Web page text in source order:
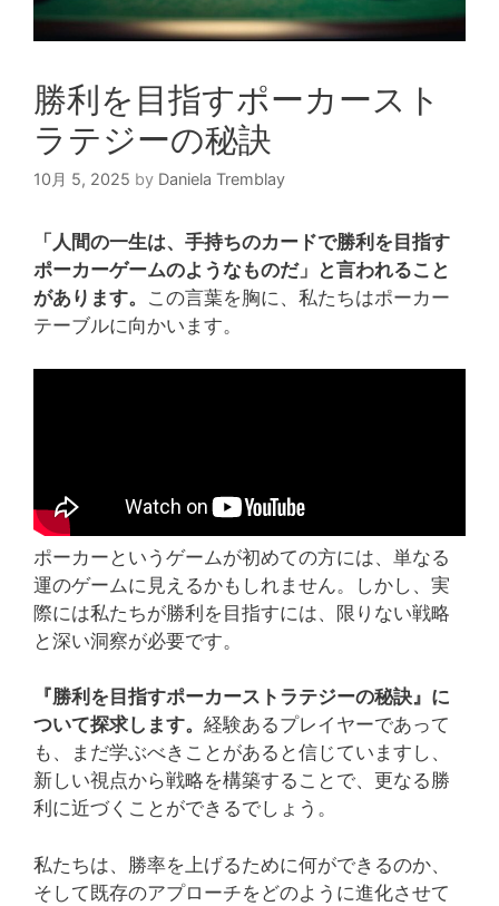
勝利を目指すポーカースト
ラテジーの秘訣
10月 5, 2025 by Daniela Tremblay
「人間の一生は、手持ちのカードで勝利を目指す
ポーカーゲームのようなものだ」と言われること
があります。 この言葉を胸に、私たちはポーカー
テーブルに向かいます。
ポーカーというゲームが初めての方には、単なる
運のゲームに見えるかもしれません。しかし、実
際には私たちが勝利を目指すには、限りない戦略
と深い洞察が必要です。
『勝利を目指すポーカーストラテジーの秘訣』に
ついて探求します。 経験あるプレイヤーであって
も、まだ学ぶべきことがあると信じていますし、
新しい視点から戦略を構築することで、更なる勝
利に近づくことができるでしょう。
私たちは、勝率を上げるために何ができるのか、
そして既存のアプローチをどのように進化させて